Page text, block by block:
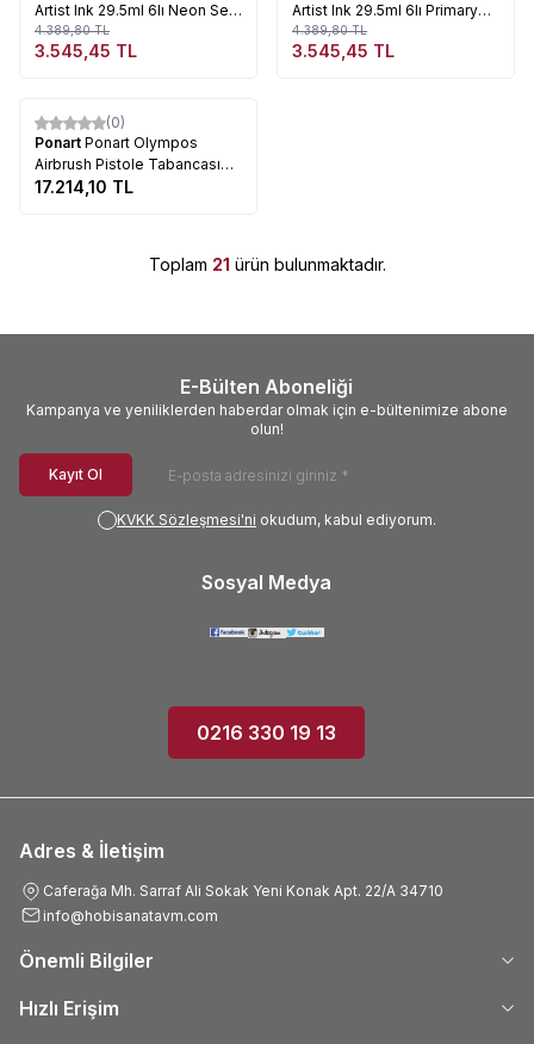
Artist Ink 29.5ml 6lı Neon Set
160329006
4.389,80TL
3.545,45 TL
Artist Ink 29.5ml 6lı Primary
Set 160100006
4.389,80TL
3.545,45 TL
(0)
Ponart Ponart Olympos
Airbrush Pistole Tabancası
HP-100 B No:5928
17.214,10 TL
Toplam 21 ürün bulunmaktadır.
E-Bülten Aboneliği
Kampanya ve yeniliklerden haberdar olmak için e-bültenimize abone
olun!
Kayıt Ol
KVKK Sözleşmesi'ni okudum, kabul ediyorum.
Sosyal Medya
0216 330 19 13
Adres & İletişim
Caferağa Mh. Sarraf Ali Sokak Yeni Konak Apt. 22/A 34710
info@hobisanatavm.com
Önemli Bilgiler
Hızlı Erişim